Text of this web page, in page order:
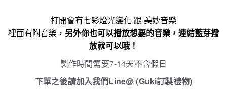
打開會有七彩燈光變化 跟 美妙音樂
裡面有附音樂， 另外你也可以播放想要的音樂，連結藍芽撥
放就可以哦！
製作時間需要7-14天不含假日
下單之後請加入我們Line@ (Guki訂製禮物)